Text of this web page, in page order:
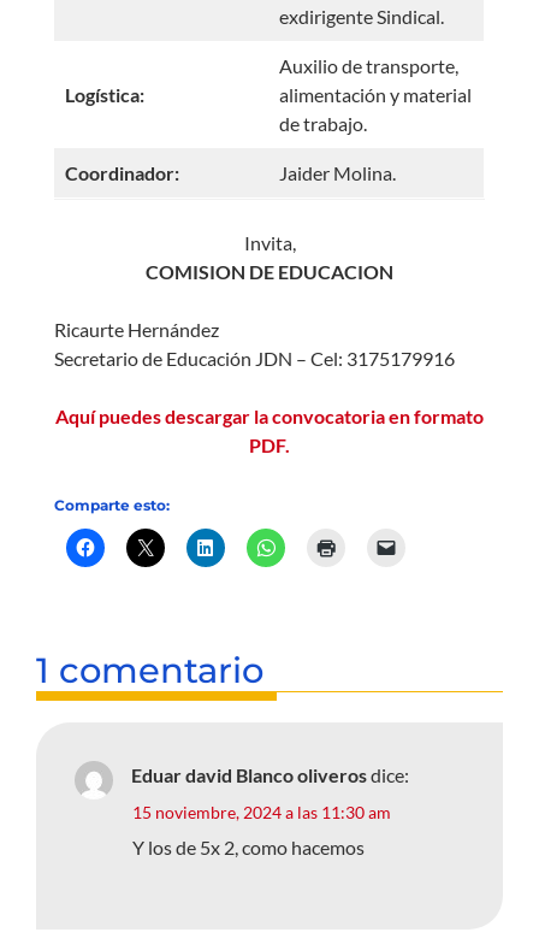
exdirigente Sindical.
Logística:
Auxilio de transporte,
alimentación y material
de trabajo.
Coordinador: Jaider Molina.
Invita,
COMISION DE EDUCACION
Ricaurte Hernández
Secretario de Educación JDN – Cel: 3175179916
Aquí puedes descargar la convocatoria en formato
PDF.
Comparte esto:
1 comentario
Eduar david Blanco oliverosdice:
15 noviembre, 2024 a las 11:30 am
Y los de 5x 2, como hacemos